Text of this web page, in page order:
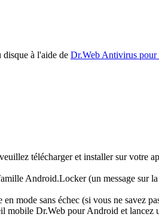
disque à l'aide de Dr.Web Antivirus
télécharger et installer sur votre
Android.Locker (un message sur
mode sans échec (si vous ne savez
mobile Dr.Web pour Android et lancez